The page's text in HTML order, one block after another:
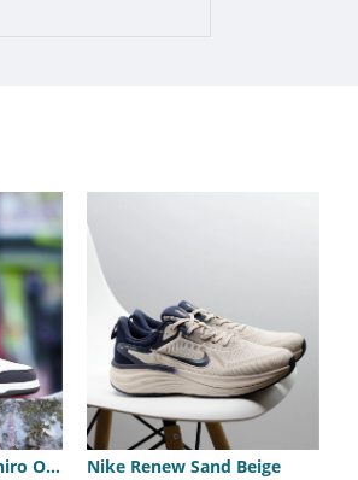
Nike SB Dunk Katsuhiro Otomo Nike Renew Sand Beige